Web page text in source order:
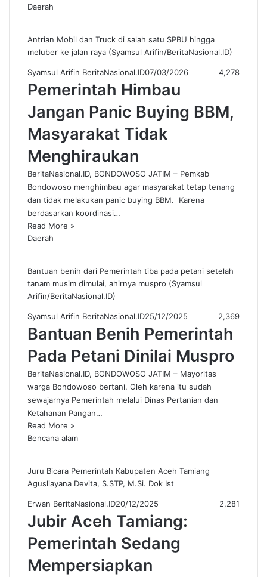
Daerah
Antrian Mobil dan Truck di salah satu SPBU hingga
meluber ke jalan raya (Syamsul Arifin/BeritaNasional.ID)
Syamsul Arifin BeritaNasional.ID07/03/2026 4,278
Pemerintah Himbau
Jangan Panic Buying BBM,
Masyarakat Tidak
Menghiraukan
BeritaNasional.ID, BONDOWOSO JATIM – Pemkab
Bondowoso menghimbau agar masyarakat tetap tenang
dan tidak melakukan panic buying BBM. Karena
berdasarkan koordinasi…
Read More »
Daerah
Bantuan benih dari Pemerintah tiba pada petani setelah
tanam musim dimulai, ahirnya muspro (Syamsul
Arifin/BeritaNasional.ID)
Syamsul Arifin BeritaNasional.ID25/12/2025 2,369
Bantuan Benih Pemerintah
Pada Petani Dinilai Muspro
BeritaNasional.ID, BONDOWOSO JATIM – Mayoritas
warga Bondowoso bertani. Oleh karena itu sudah
sewajarnya Pemerintah melalui Dinas Pertanian dan
Ketahanan Pangan…
Read More »
Bencana alam
Juru Bicara Pemerintah Kabupaten Aceh Tamiang
Agusliayana Devita, S.STP, M.Si. Dok Ist
Erwan BeritaNasional.ID20/12/2025 2,281
Jubir Aceh Tamiang:
Pemerintah Sedang
Mempersiapkan